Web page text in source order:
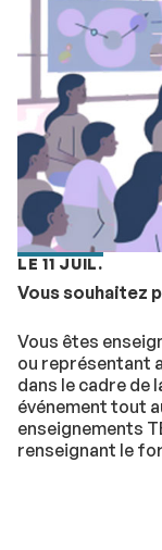
LE 11 JUIL.
Vous souhaitez
Vous êtes
ou représentant
dans le cadre de
événement tout
enseignements
renseignant le